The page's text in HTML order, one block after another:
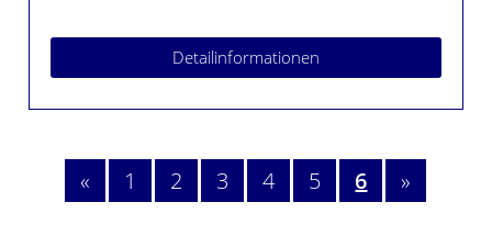
Detailinformationen
« 1 2 3 4 5 6 »